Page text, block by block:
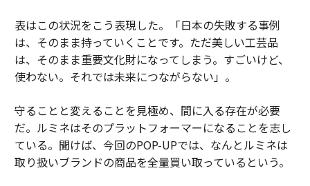
表はこの状況をこう表現した。「日本の失敗する事例
は、そのまま持っていくことです。ただ美しい工芸品
は、そのまま重要文化財になってしまう。すごいけど、
使わない。それでは未来につながらない」。
守ることと変えることを見極め、間に入る存在が必要
だ。ルミネはそのプラットフォーマーになることを志し
ている。聞けば、今回のPOP-UPでは、なんとルミネは
取り扱いブランドの商品を全量買い取っているという。